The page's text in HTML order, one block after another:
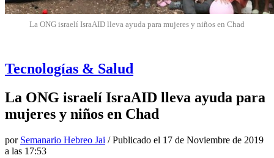
La ONG israelí IsraAID lleva ayuda para mujeres y niños en Chad
Tecnologías & Salud
La ONG israelí IsraAID lleva ayuda para
mujeres y niños en Chad
por Semanario Hebreo Jai / Publicado el 17 de Noviembre de 2019
a las 17:53